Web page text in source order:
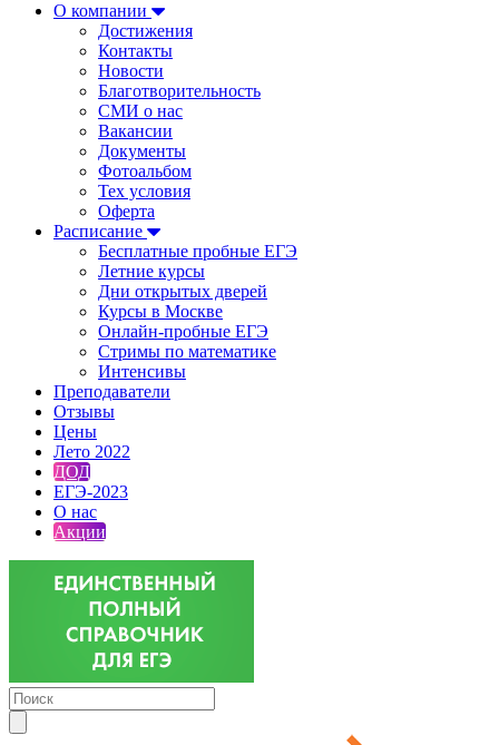
О компании
Достижения
Контакты
Новости
Благотворительность
СМИ о нас
Вакансии
Документы
Фотоальбом
Тех условия
Оферта
Расписание
Бесплатные пробные ЕГЭ
Летние курсы
Дни открытых дверей
Курсы в Москве
Онлайн-пробные ЕГЭ
Стримы по математике
Интенсивы
Преподаватели
Отзывы
Цены
Лето 2022
ДОД
ЕГЭ-2023
О нас
Акции